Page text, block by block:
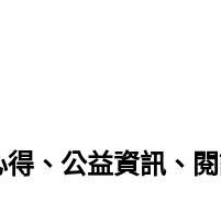
、公益資訊、